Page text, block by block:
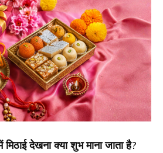
देखना क्या शुभ माना जाता है?